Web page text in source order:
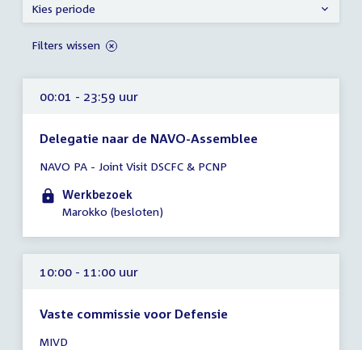
00:01 - 23:59 uur
Delegatie naar de NAVO-Assemblee
vergadering
00:01
-
uur
NAVO PA - Joint Visit DSCFC & PCNP
Werkbezoek
Marokko (besloten)
10:00 - 11:00 uur
Vaste commissie voor Defensie
MIVD
Kies periode
Filters wissen